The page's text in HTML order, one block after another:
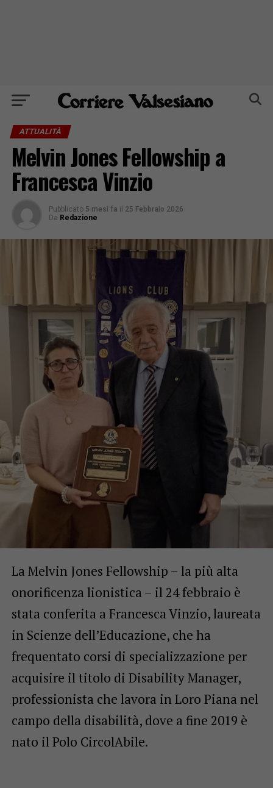
ATTUALITÀ
Melvin Jones Fellowship a
Francesca Vinzio
Pubblicato 5 mesi fa il 25 Febbraio 2026
Da Redazione
La Melvin Jones Fellowship – la più alta
onorificenza lionistica – il 24 febbraio è
stata conferita a Francesca Vinzio, laureata
in Scienze dell’Educazione, che ha
frequentato corsi di specializzazione per
acquisire il titolo di Disability Manager,
professionista che lavora in Loro Piana nel
campo della disabilità, dove a fine 2019 è
nato il Polo CircolAbile.